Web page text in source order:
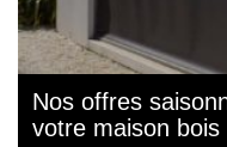
Nos offres
votre maison bois